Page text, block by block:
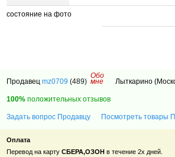
состояние на фото
Продавецmz0709 (489)
Обо
мне Лыткарино
100% положительных отзывов
Задать вопрос Продавцу Посмотреть товары
Оплата
Перевод на картуСБЕРА,ОЗОН в течение 2х дней.